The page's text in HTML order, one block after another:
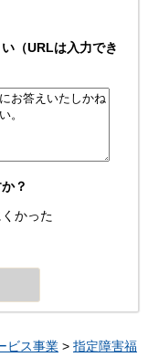
（URLは入力でき
？
かった
ビス事業 > 指定障害福